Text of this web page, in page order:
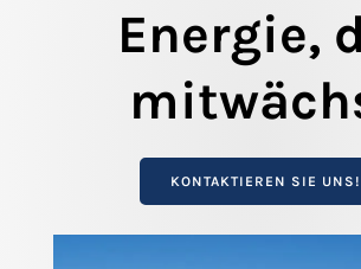
Energie,
KONTAKTIEREN SIE UNS!